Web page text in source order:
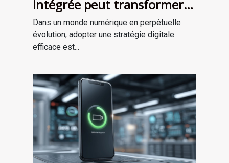
intégrée peut transformer
votre stratégie digitale
Dans un monde numérique en perpétuelle
évolution, adopter une stratégie digitale
efficace est...